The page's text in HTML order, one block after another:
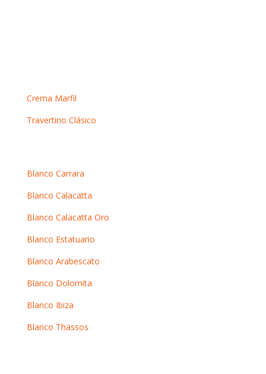
Crema Marfil
Travertino Clásico
Blanco Carrara
Blanco Calacatta
Blanco Calacatta Oro
Blanco Estatuario
Blanco Arabescato
Blanco Dolomita
Blanco Ibiza
Blanco Thassos